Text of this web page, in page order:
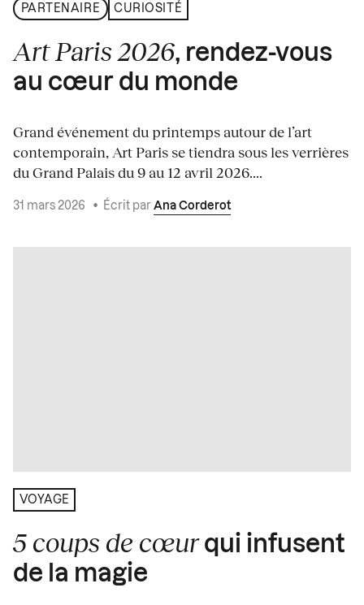
PARTENAIRE CURIOSITÉ
Art Paris 2026, rendez-vous
au cœur du monde
Grand événement du printemps autour de l’art
contemporain, Art Paris se tiendra sous les verrières
du Grand Palais du 9 au 12 avril 2026....
31 mars 2026 • Écrit par Ana Corderot
VOYAGE
5 coups de cœurqui infusent
de la magie